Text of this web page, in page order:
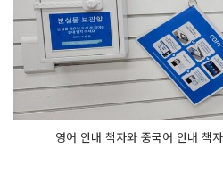
영어 안내 책자와 중국어 안내 책